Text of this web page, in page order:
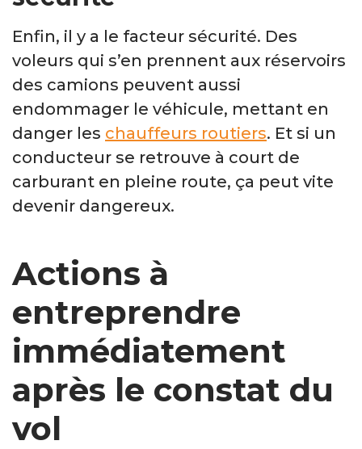
Enfin, il y a le facteur sécurité. Des
voleurs qui s’en prennent aux réservoirs
des camions peuvent aussi
endommager le véhicule, mettant en
danger les chauffeurs routiers. Et si un
conducteur se retrouve à court de
carburant en pleine route, ça peut vite
devenir dangereux.
Actions à
entreprendre
immédiatement
après le constat du
vol